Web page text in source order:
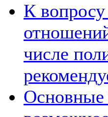
К
числе